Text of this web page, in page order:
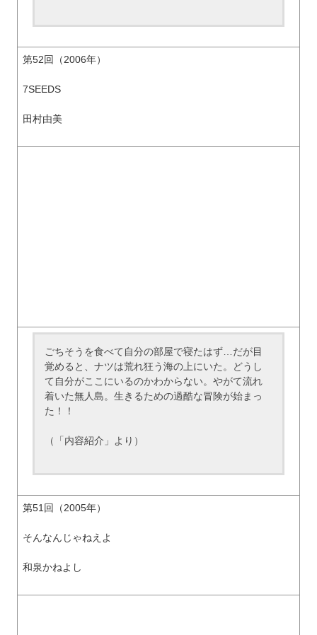
第52回（2006年）
7SEEDS
田村由美
ごちそうを食べて自分の部屋で寝たはず…だが目
覚めると、ナツは荒れ狂う海の上にいた。どうし
て自分がここにいるのかわからない。やがて流れ
着いた無人島。生きるための過酷な冒険が始まっ
た！！
（「内容紹介」より）
第51回（2005年）
そんなんじゃねえよ
和泉かねよし